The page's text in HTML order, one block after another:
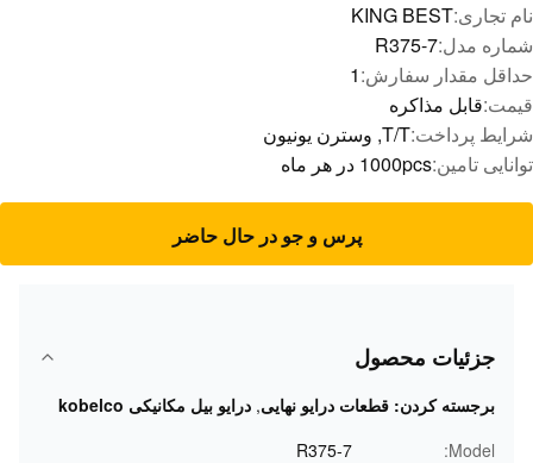
نام تجاری:KING BEST
شماره مدل:R375-7
حداقل مقدار سفارش:1
قیمت:قابل مذاکره
شرایط پرداخت:T/T, وسترن یونیون
توانایی تامین:1000pcs در هر ماه
پرس و جو در حال حاضر
جزئیات محصول
برجسته کردن: قطعات درایو نهایی, درایو بیل مکانیکی kobelco
Model:
R375-7